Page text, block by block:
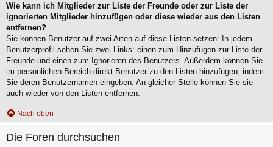
Wie kann ich Mitglieder zur Liste der Freunde oder zur Liste der
ignorierten Mitglieder hinzufügen oder diese wieder aus den Listen
entfernen?
Sie können Benutzer auf zwei Arten auf diese Listen setzen: In jedem
Benutzerprofil sehen Sie zwei Links: einen zum Hinzufügen zur Liste der
Freunde und einen zum Ignorieren des Benutzers. Außerdem können Sie
im persönlichen Bereich direkt Benutzer zu den Listen hinzufügen, indem
Sie deren Benutzernamen eingeben. An gleicher Stelle können Sie sie
auch wieder von den Listen entfernen.
Nach oben
Die Foren durchsuchen